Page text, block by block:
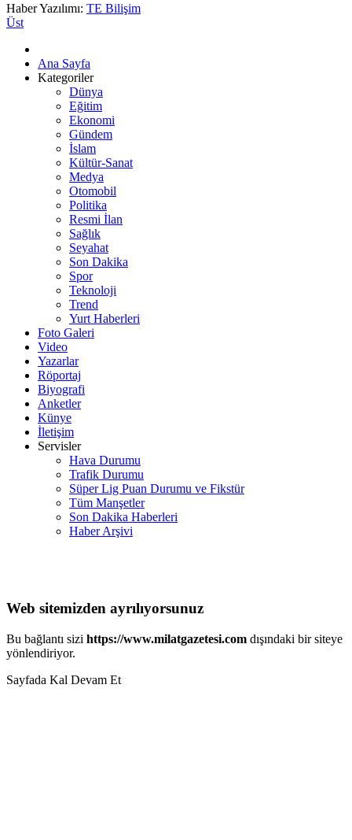
Haber Yazılımı: TE Bilişim
Üst
Ana Sayfa
Kategoriler
Dünya
Eğitim
Ekonomi
Gündem
İslam
Kültür-Sanat
Medya
Otomobil
Politika
Resmi İlan
Sağlık
Seyahat
Son Dakika
Spor
Teknoloji
Trend
Yurt Haberleri
Foto Galeri
Video
Yazarlar
Röportaj
Biyografi
Anketler
Künye
İletişim
Servisler
Hava Durumu
Trafik Durumu
Süper Lig Puan Durumu ve Fikstür
Tüm Manşetler
Son Dakika Haberleri
Haber Arşivi
Web sitemizden ayrılıyorsunuz
Bu bağlantı sizi https://www.milatgazetesi.com dışındaki bir siteye
yönlendiriyor.
Sayfada Kal Devam Et